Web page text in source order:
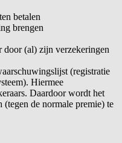
betalen
brengen
door (al) zijn verzekeringen
(registratie
Hiermee
Daardoor wordt het
de normale premie) te